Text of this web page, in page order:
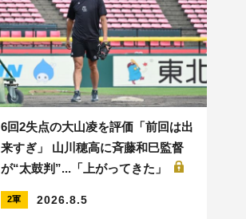
6回2失点の大山凌を評価「前回は出
来すぎ」 山川穂高に斉藤和巳監督
が“太鼓判”...「上がってきた」
2軍 2026.8.5